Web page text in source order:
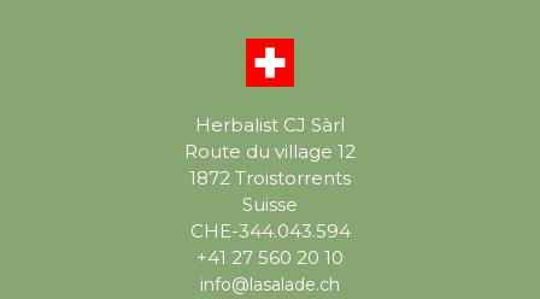
Herbalist CJ Sàrl
Route du village 12
1872 Troistorrents
Suisse
CHE-344.043.594
+41 27 560 20 10
info@lasalade.ch